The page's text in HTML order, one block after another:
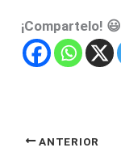
¡Compartelo! 😃
ANTERIOR